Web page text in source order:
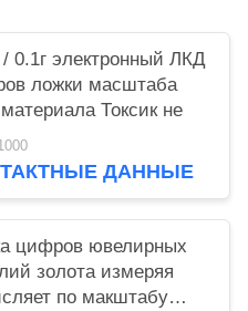
/ 0.1г электронный ЛКД
ложки масштаба
Токсик не
ДАННЫЕ
цифров ювелирных
золота измеряя
по макштабу